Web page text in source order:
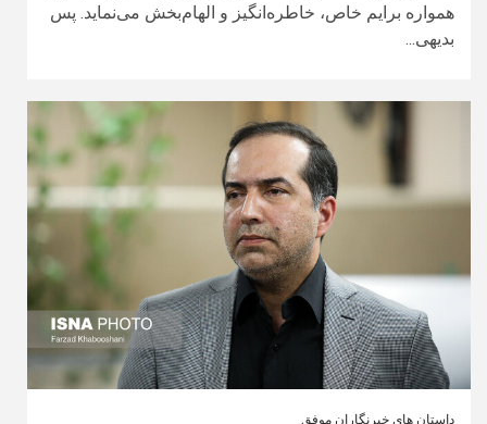
همواره برایم خاص، خاطره‌انگیز و الهام‌بخش می‌نماید. پس
بدیهی...
داستان های خبرنگاران موفق